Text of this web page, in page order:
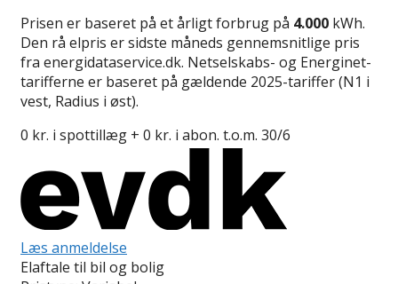
Prisen er baseret på et årligt forbrug på 4.000 kWh.
Den rå elpris er sidste måneds gennemsnitlige pris
fra energidataservice.dk. Netselskabs- og Energinet-
tarifferne er baseret på gældende 2025-tariffer (N1 i
vest, Radius i øst).
0 kr. i spottillæg + 0 kr. i abon. t.o.m. 30/6
Læs anmeldelse
Elaftale til bil og bolig